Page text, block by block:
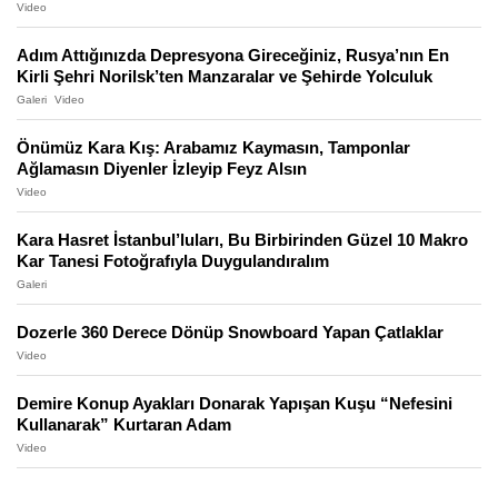
Video
Adım Attığınızda Depresyona Gireceğiniz, Rusya’nın En
Kirli Şehri Norilsk’ten Manzaralar ve Şehirde Yolculuk
Galeri Video
Önümüz Kara Kış: Arabamız Kaymasın, Tamponlar
Ağlamasın Diyenler İzleyip Feyz Alsın
Video
Kara Hasret İstanbul’luları, Bu Birbirinden Güzel 10 Makro
Kar Tanesi Fotoğrafıyla Duygulandıralım
Galeri
Dozerle 360 Derece Dönüp Snowboard Yapan Çatlaklar
Video
Demire Konup Ayakları Donarak Yapışan Kuşu “Nefesini
Kullanarak” Kurtaran Adam
Video